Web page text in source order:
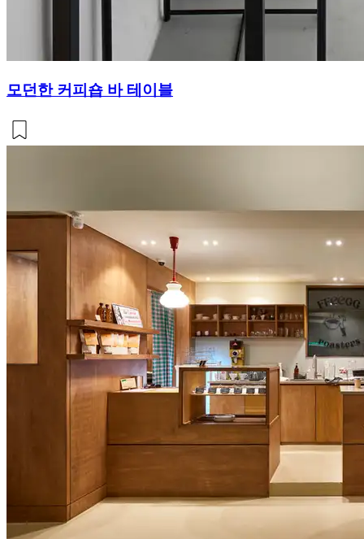
모던한 커피숍 바 테이블